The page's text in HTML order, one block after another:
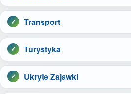
Transport
Turystyka
Ukryte Zajawki